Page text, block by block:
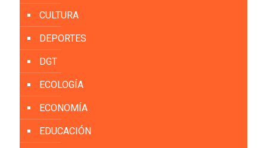
CULTURA
DEPORTES
DGT
ECOLOGÍA
ECONOMÍA
EDUCACIÓN